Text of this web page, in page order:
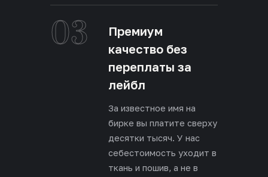
03
Премиум
качество без
переплаты за
лейбл
За известное имя на
бирке вы платите сверху
десятки тысяч. У нас
себестоимость уходит в
ткань и пошив, а не в